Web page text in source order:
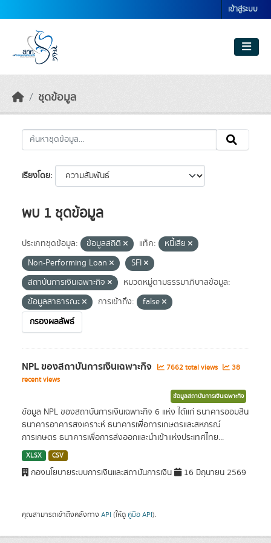
เข้าสู่ระบบ
ชุดข้อมูล
เรียงโดย
พบ 1 ชุดข้อมูล
ประเภทชุดข้อมูล: ข้อมูลสถิติ แท็ค:
หนี้เสีย
Non-Performing Loan
SFI
สถาบันการเงินเฉพาะกิจ
หมวดหมู่ตามธรรมาภิบาลข้อมูล:
ข้อมูลสาธารณะ
การเข้าถึง:
false
กรองผลลัพธ์
NPL ของสถาบันการเงินเฉพาะกิจ 7662 total views
38
recent views
ข้อมูลสถาบันการเงินเฉพาะกิจ
ข้อมูล NPL ของสถาบันการเงินเฉพาะกิจ 6 แห่ง ได้แก่ ธนาคารออมสิน
ธนาคารอาคารสงเคราะห์ ธนาคารเพื่อการเกษตรและสหกรณ์
การเกษตร ธนาคารเพื่อการส่งออกและนำเข้าแห่งประเทศไทย...
XLSX CSV
กองนโยบายระบบการเงินและสถาบันการเงิน 16 มิถุนายน 2569
คุณสามารถเข้าถึงคลังทาง API (ให้ดู คู่มือ API).